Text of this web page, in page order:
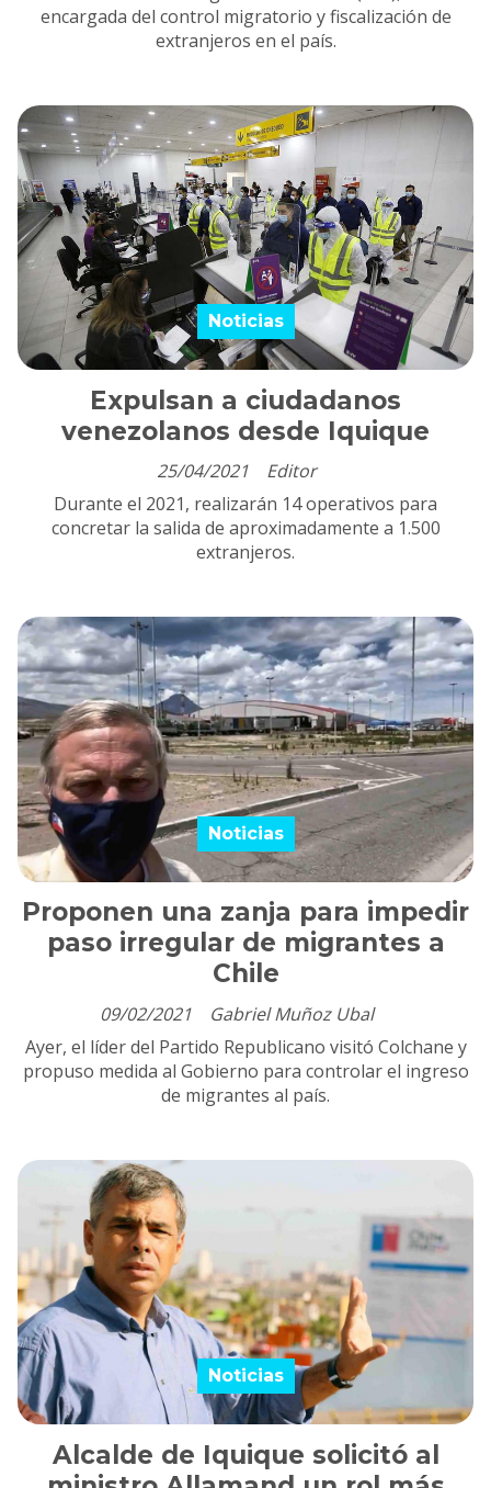
encargada del control migratorio y fiscalización de
extranjeros en el país.
Expulsan a ciudadanos
venezolanos desde Iquique
Editor
Noticias
25/04/2021
Durante el 2021, realizarán 14 operativos para
concretar la salida de aproximadamente a 1.500
extranjeros.
Proponen una zanja para impedir
paso irregular de migrantes a
Chile
Gabriel Muñoz Ubal
Noticias
09/02/2021
Ayer, el líder del Partido Republicano visitó Colchane y
propuso medida al Gobierno para controlar el ingreso
de migrantes al país.
Alcalde de Iquique solicitó al
Noticias